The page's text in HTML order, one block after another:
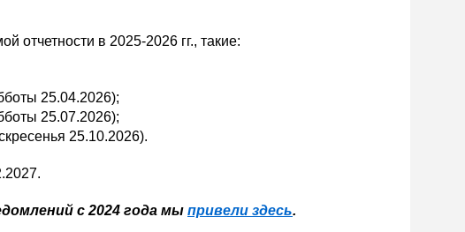
отчетности в 2025-2026 гг., такие:
25.04.2026);
25.07.2026);
25.10.2026).
с 2024 года мы привели здесь.